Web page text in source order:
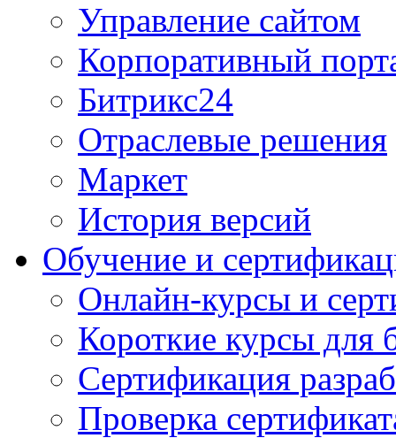
Управление сайтом
Корпоративный
Битрикс24
Отраслевые решения
Маркет
История версий
Обучение и
Онлайн-курсы и
Короткие курсы для
Сертификация
Проверка